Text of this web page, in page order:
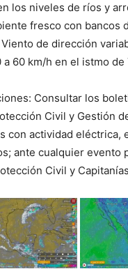
los niveles de ríos y
fresco con bancos
de dirección
a 60 km/h en el istmo de
Consultar los
Civil y Gestión
con actividad eléctrica,
ante cualquier
Civil y